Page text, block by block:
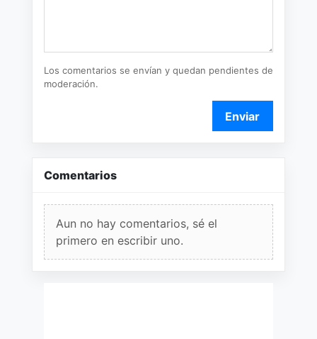
Los comentarios se envían y quedan pendientes de
moderación.
Enviar
Comentarios
Aun no hay comentarios, sé el
primero en escribir uno.